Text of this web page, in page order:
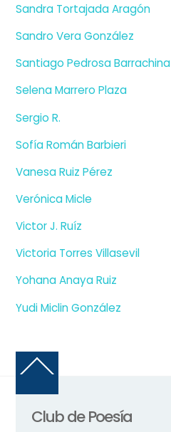
Sandra Tortajada Aragón
Sandro Vera González
Santiago Pedrosa Barrachina
Selena Marrero Plaza
Sergio R.
Sofía Román Barbieri
Vanesa Ruiz Pérez
Verónica Micle
Victor J. Ruíz
Victoria Torres Villasevil
Yohana Anaya Ruiz
Yudi Miclin González
Back
Top
Club de Poesía